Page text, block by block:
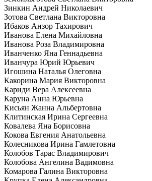
Зинкин Андрей Николаевич
Зотова Светлана Викторовна
Ибаков Анзор Тахирович
Иванова Елена Михайловна
Иванова Роза Владимировна
Иванченко Яна Геннадьевна
Иванчура Юрий Юрьевич
Игошина Наталья Олеговна
Какорина Мария Викторовна
Кариди Вера Алексеевна
Каруна Анна Юрьевна
Кисьян Жанна Альбертовна
Клитинская Ирина Сергеевна
Ковалева Яна Борисовна
Кокова Евгения Анатольевна
Колесникова Ирина Гамлетовна
Колобов Тарас Владимирович
Колобова Ангелина Вадимовна
Комарова Галина Викторовна